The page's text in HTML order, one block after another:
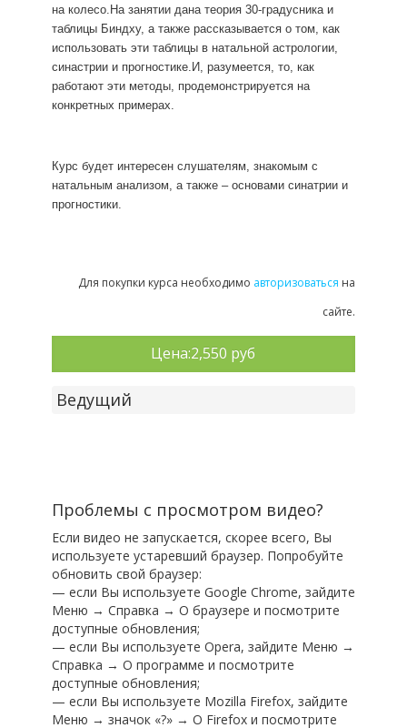
на колесо.На занятии дана теория 30-градусника и
таблицы Биндху, а также рассказывается о том, как
использовать эти таблицы в натальной астрологии,
синастрии и прогностике.И, разумеется, то, как
работают эти методы, продемонстрируется на
конкретных примерах.
Курс будет интересен слушателям, знакомым с
натальным анализом, а также – основами синатрии и
прогностики.
Для покупки курса необходимо авторизоваться на
сайте.
Цена:2,550 руб
Ведущий
Проблемы с просмотром видео?
Если видео не запускается, скорее всего, Вы
используете устаревший браузер. Попробуйте
обновить свой браузер:
— если Вы используете Google Chrome, зайдите
Меню → Справка → О браузере и посмотрите
доступные обновления;
— если Вы используете Opera, зайдите Меню →
Справка → О программе и посмотрите
доступные обновления;
— если Вы используете Mozilla Firefox, зайдите
Меню → значок «?» → О Firefox и посмотрите